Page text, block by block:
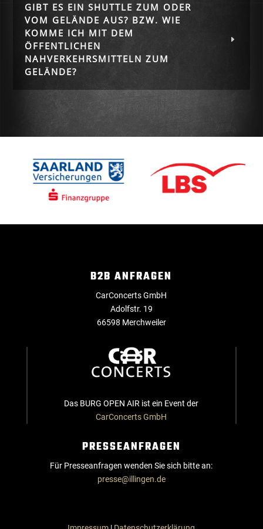
GIBT ES EIN SHUTTLE ZUM ODER
VOM GELÄNDE AUS? BZW. WIE
KOMME ICH MIT DEM
ÖFFENTLICHEN
NAHVERKEHRSMITTELN ZUM
GELÄNDE?
B2B ANFRAGEN
CarConcerts GmbH
Adolfstr. 19
66598 Merchweiler
Das BURG OPEN AIR ist ein Event der
CarConcerts GmbH
PRESSEANFRAGEN
Für Presseanfragen wenden Sie sich bitte an:
presse@illingen.de